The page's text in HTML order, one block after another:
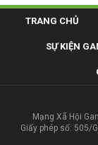
TRANG CHỦ
SỰ KIỆN
Mạng Xã Hội
Giấy phép số: 505/